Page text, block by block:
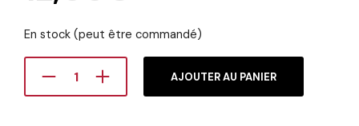
En stock (peut être commandé)
AJOUTER AU PANIER